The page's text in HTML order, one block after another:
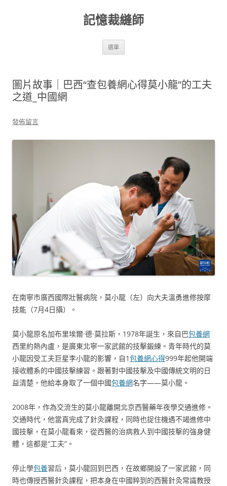
記憶裁縫師
選單
圖片故事｜巴西“查包養網心得莫小龍”的工夫
之道_中國網
發佈留言
在南寧市廣西國際壯醫病院，莫小龍（左）向大夫溫勇進修按摩
技能（7月4日攝）。
莫小龍原名加布里埃爾·德·莫拉斯，1978年誕生，來自巴包養網
西里約熱內盧，是廣東北寧一家武館的技擊鍛練。青年時代的莫
小龍因受工夫巨星李小龍的影響，自1包養網心得999年起他開端
接收體系的中國技擊練習。跟著對中國技擊及中國傳統文明的日
益清楚，他給本身取了一個中國包養網名字——莫小龍。
2008年，作為交流生的莫小龍離開北京西醫藥年夜學交通進修。
交通時代，他當真完成了針灸課程，同時也捉住機遇不竭進修中
國技擊，在莫小龍看來，從西醫的治病救人到中國技擊的強身健
體，這都是“工夫”。
停止學包養習后，莫小龍回到巴西，在故鄉開設了一家武館，同
時也傳授西醫針灸課程，把本身在中國粹到的西醫針灸常識教授